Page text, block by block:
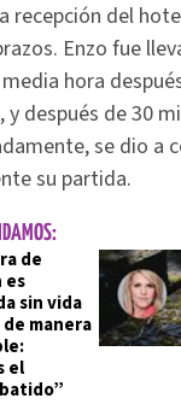
recepción del
Enzo fue
media hora
y después de 30
se dio a
su partida.
de
es
sin vida
manera
el